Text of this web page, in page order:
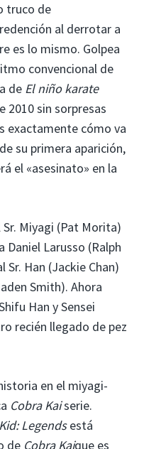
truco de
al derrotar a
es lo mismo. Golpea
convencional de
de El niño karate
2010 sin sorpresas
exactamente cómo va
su primera aparición,
el «asesinato» en la
Miyagi (Pat Morita)
Daniel Larusso (Ralph
Sr. Han (Jackie Chan)
Smith). Ahora
Han y Sensei
recién llegado de pez
en el miyagi-
Cobra Kaiserie.
Legendsestá
de Cobra Kaique es